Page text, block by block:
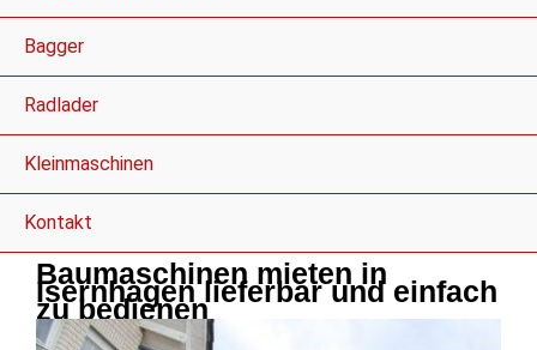
Bagger
Radlader
Kleinmaschinen
Kontakt
Baumaschinen mieten in
Isernhagen lieferbar und einfach
zu bedienen